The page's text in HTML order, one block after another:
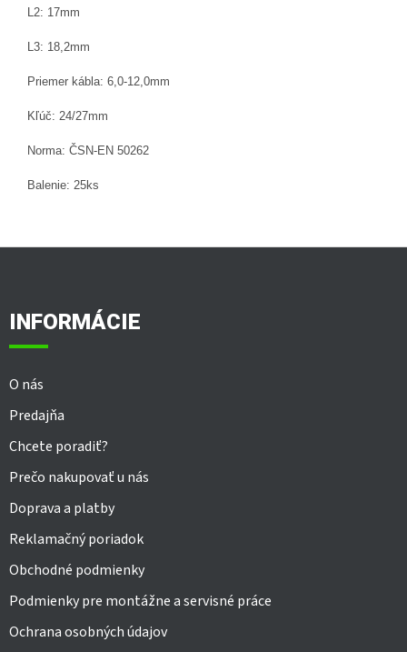
L2: 17mm
L3: 18,2mm
Priemer kábla: 6,0-12,0mm
Kľúč: 24/27mm
Norma: ČSN-EN 50262
Balenie: 25ks
INFORMÁCIE
O nás
Predajňa
Chcete poradiť?
Prečo nakupovať u nás
Doprava a platby
Reklamačný poriadok
Obchodné podmienky
Podmienky pre montážne a servisné práce
Ochrana osobných údajov